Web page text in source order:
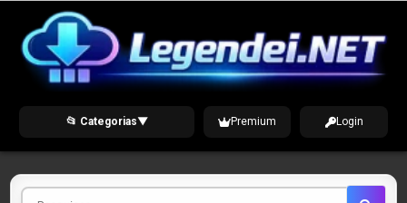
content
📂 Categorias▼ Premium Login
Pesquisar